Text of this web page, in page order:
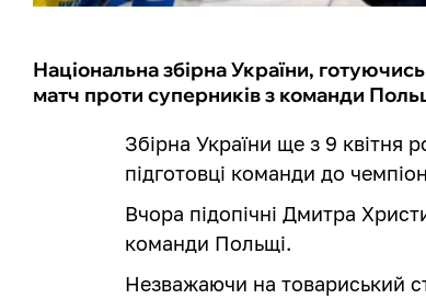
Національна збірна України,
матч проти суперників з команди
Збірна України ще з 9 квітня
підготовці команди до
Вчора підопічні Дмитра
команди Польщі.
Незважаючи на товариський